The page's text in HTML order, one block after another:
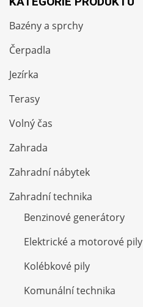
Bazény a sprchy
Čerpadla
Jezírka
Terasy
Volný čas
Zahrada
Zahradní nábytek
Zahradní technika
Benzinové generátory
Elektrické a motorové pily
Kolébkové pily
Komunální technika